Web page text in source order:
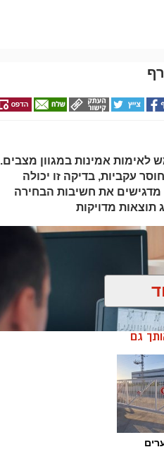
לאימות אמינות במגוון מצבים.
עקביות, בדיקה זו יכולה
את חשיבות הבחירה
תוצאות מדויקות
גם